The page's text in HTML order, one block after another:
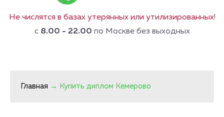
Не числятся в базах утерянных или утилизированных!
с 8.00 - 22.00 по Москве без выходных
Главная → Купить диплом Кемерово